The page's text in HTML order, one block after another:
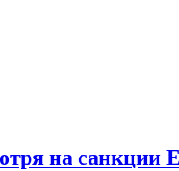
на санкции